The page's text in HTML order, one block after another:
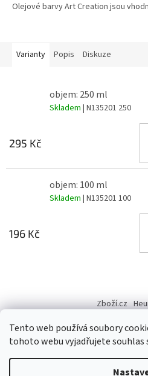
Tento web používá soubory
tohoto webu vyjadřujete souhlas
Olejové barvy Art Creation jsou
Varianty Popis Diskuze
objem: 250 ml
Skladem | N135201 250
295 Kč
objem: 100 ml
Skladem | N135201 100
196 Kč
p
Zboží.cz